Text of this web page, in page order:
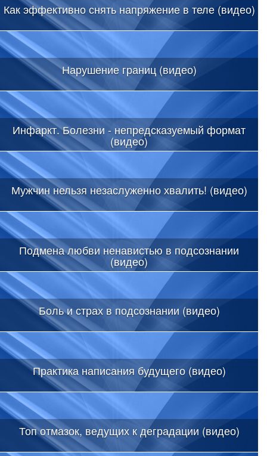
Как эффективно снять напряжение в теле (видео)
Нарушение границ (видео)
Инфаркт. Болезни - непредсказуемый формат
(видео)
Мужчин нельзя незаслуженно хвалить! (видео)
Подмена любви ненавистью в подсознании
(видео)
Боль и страх в подсознании (видео)
Практика написания будущего (видео)
Топ отмазок, ведущих к деградации (видео)